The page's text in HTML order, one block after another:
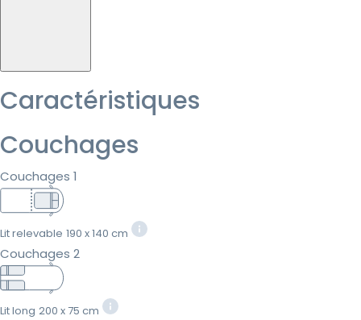
Caractéristiques
Couchages
Couchages 1
Lit relevable 190 x 140 cm
Couchages 2
Lit long 200 x 75 cm